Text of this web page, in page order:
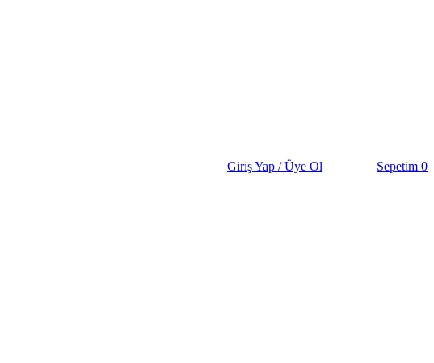
Giriş Yap / Üye Ol Sepetim 0